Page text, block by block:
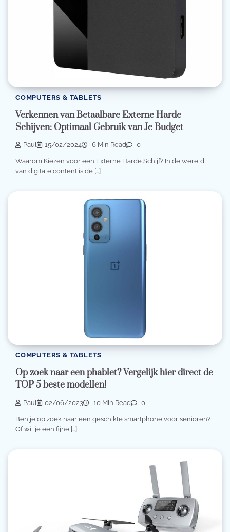
COMPUTERS & TABLETS
Verkennen van Betaalbare Externe Harde
Schijven: Optimaal Gebruik van Je Budget
Paul 15/02/2024 6 Min Read 0
Waarom Kiezen voor een Externe Harde Schijf? In de wereld
van digitale content is de […]
COMPUTERS & TABLETS
Op zoek naar een phablet? Vergelijk hier direct de
TOP 5 beste modellen!
Paul 02/06/2023 10 Min Read 0
Ben je op zoek naar een geschikte smartphone voor senioren?
Of wil je een fijne […]